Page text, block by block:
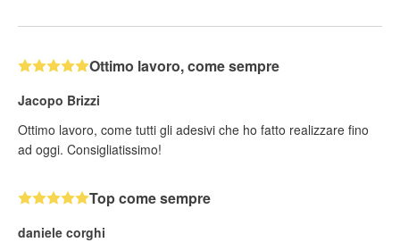
Ottimo lavoro, come sempre
Jacopo Brizzi
Ottimo lavoro, come tutti gli adesivi che ho fatto realizzare fino
ad oggi. Consigliatissimo!
Top come sempre
daniele corghi